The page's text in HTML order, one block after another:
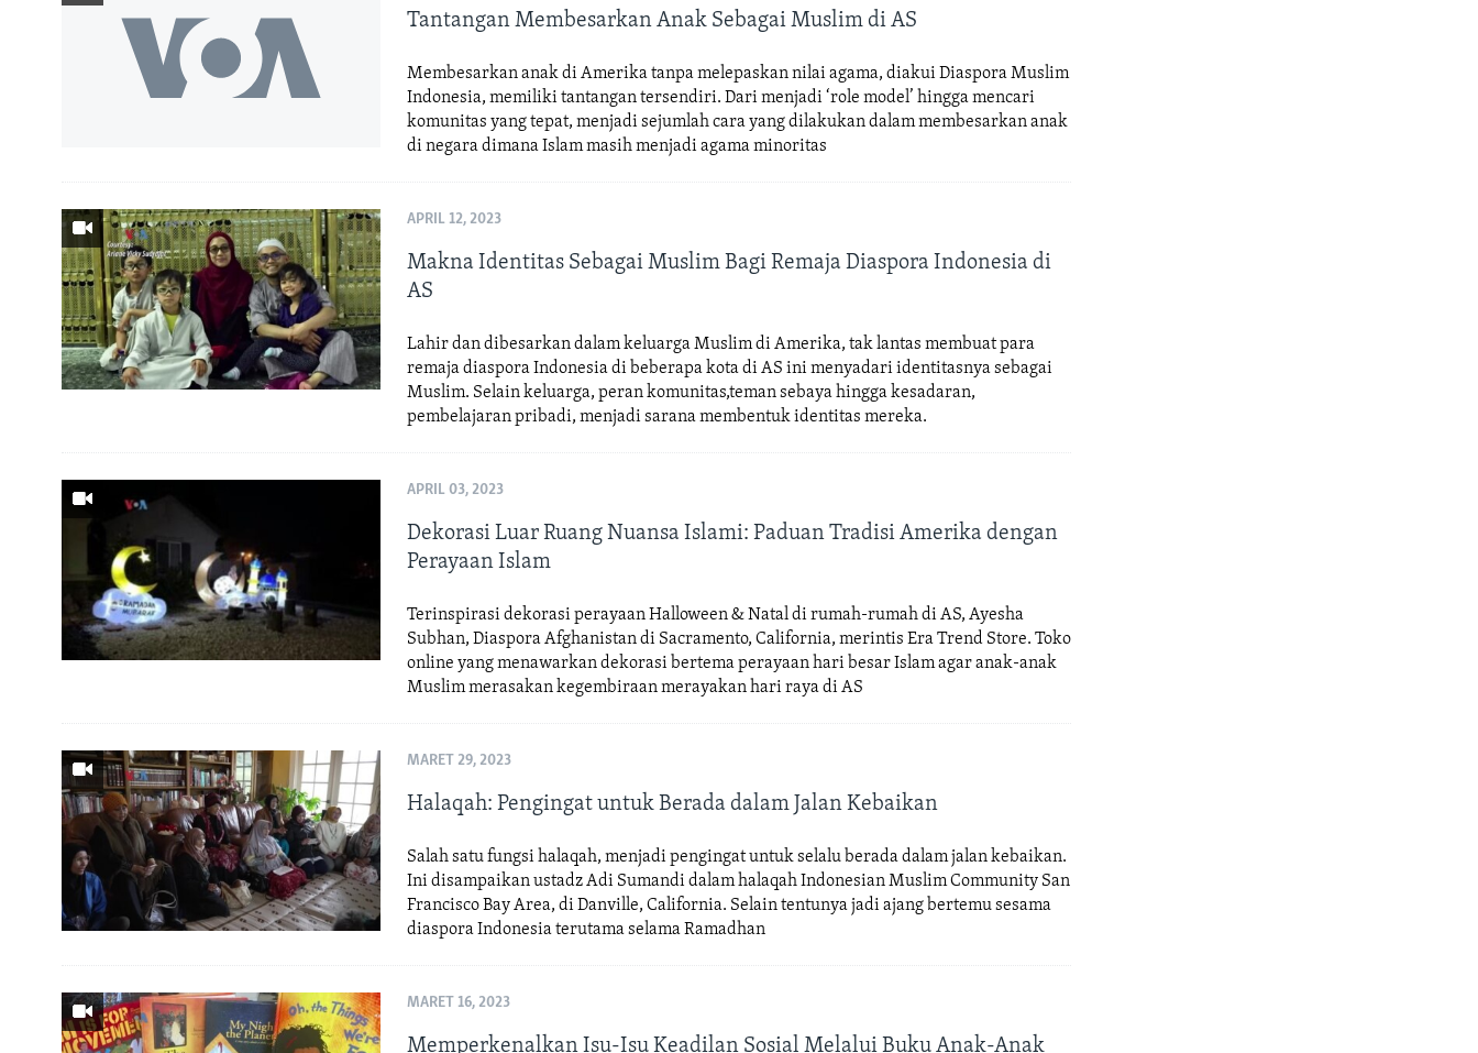
Tantangan Membesarkan Anak Sebagai Muslim di AS
Membesarkan anak di Amerika tanpa melepaskan nilai agama, diakui Diaspora Muslim
Indonesia, memiliki tantangan tersendiri. Dari menjadi ‘role model’ hingga mencari
komunitas yang tepat, menjadi sejumlah cara yang dilakukan dalam membesarkan anak
di negara dimana Islam masih menjadi agama minoritas
APRIL 12, 2023
Makna Identitas Sebagai Muslim Bagi Remaja Diaspora Indonesia di
AS
Lahir dan dibesarkan dalam keluarga Muslim di Amerika, tak lantas membuat para
remaja diaspora Indonesia di beberapa kota di AS ini menyadari identitasnya sebagai
Muslim. Selain keluarga, peran komunitas,teman sebaya hingga kesadaran,
pembelajaran pribadi, menjadi sarana membentuk identitas mereka.
APRIL 03, 2023
Dekorasi Luar Ruang Nuansa Islami: Paduan Tradisi Amerika dengan
Perayaan Islam
Terinspirasi dekorasi perayaan Halloween & Natal di rumah-rumah di AS, Ayesha
Subhan, Diaspora Afghanistan di Sacramento, California, merintis Era Trend Store. Toko
online yang menawarkan dekorasi bertema perayaan hari besar Islam agar anak-anak
Muslim merasakan kegembiraan merayakan hari raya di AS
MARET 29, 2023
Halaqah: Pengingat untuk Berada dalam Jalan Kebaikan
Salah satu fungsi halaqah, menjadi pengingat untuk selalu berada dalam jalan kebaikan.
Ini disampaikan ustadz Adi Sumandi dalam halaqah Indonesian Muslim Community San
Francisco Bay Area, di Danville, California. Selain tentunya jadi ajang bertemu sesama
diaspora Indonesia terutama selama Ramadhan
MARET 16, 2023
Memperkenalkan Isu-Isu Keadilan Sosial Melalui Buku Anak-Anak